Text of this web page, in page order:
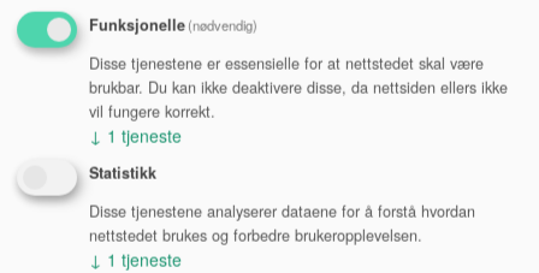
KampanjeFunksjonelle(nødvendig)
Disse tjenestene er essensielle for at nettstedet skal være
brukbar. Du kan ikke deaktivere disse, da nettsiden ellers ikke
vil fungere korrekt.
↓ 1 tjeneste
Statistikk
Disse tjenestene analyserer dataene for å forstå hvordan
nettstedet brukes og forbedre brukeropplevelsen.
↓ 1 tjeneste